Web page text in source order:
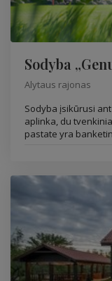
Sodyba
Alytaus rajonas
Sodyba įsikūrusi
aplinka, du
pastate yra